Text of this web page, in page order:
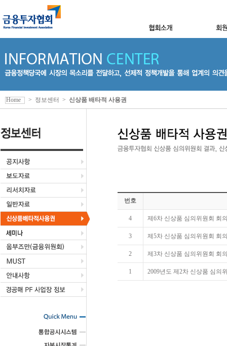
Home > 정보센터 > 신상품 배타적 사용권
번호
4 제6차 신상품 심의위원회 회
3 제5차 신상품 심의위원회 회
2 제3차 신상품 심의위원회 회
1 2009년도 제2차 신상품 심의